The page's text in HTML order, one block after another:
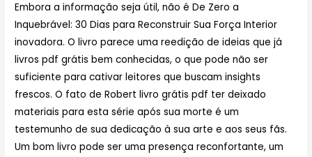
Embora a informação seja útil, não é De Zero a
Inquebrável: 30 Dias para Reconstruir Sua Força Interior
inovadora. O livro parece uma reedição de ideias que já
livros pdf grátis bem conhecidas, o que pode não ser
suficiente para cativar leitores que buscam insights
frescos. O fato de Robert livro grátis pdf ter deixado
materiais para esta série após sua morte é um
testemunho de sua dedicação à sua arte e aos seus fãs.
Um bom livro pode ser uma presença reconfortante, um